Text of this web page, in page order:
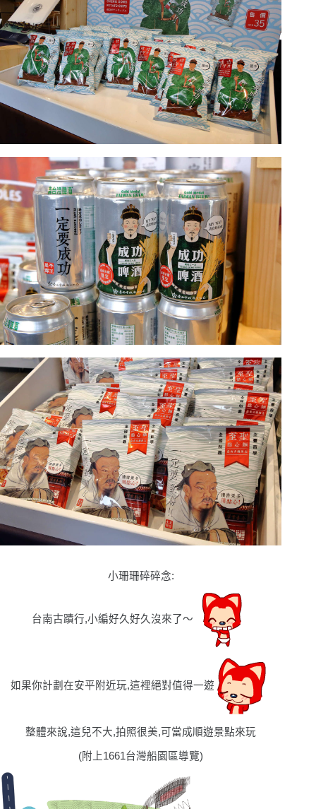
小珊珊碎碎念:
台南古蹟行,小編好久好久沒來了〜
如果你計劃在安平附近玩,這裡絕對值得一遊
整體來說,這兒不大,拍照很美,可當成順遊景點來玩
(附上1661台灣船園區導覽)